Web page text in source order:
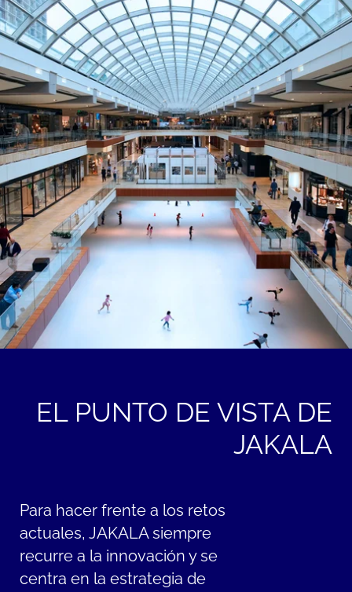
EL PUNTO DE VISTA DE
JAKALA
Para hacer frente a los retos
actuales, JAKALA siempre
recurre a la innovación y se
centra en la estrategia de